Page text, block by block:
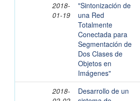
2018-
01-19
"Sintonización de
una Red
Totalmente
Conectada para
Segmentación de
Dos Clases de
Objetos en
Imágenes"
2018-
Desarrollo de un